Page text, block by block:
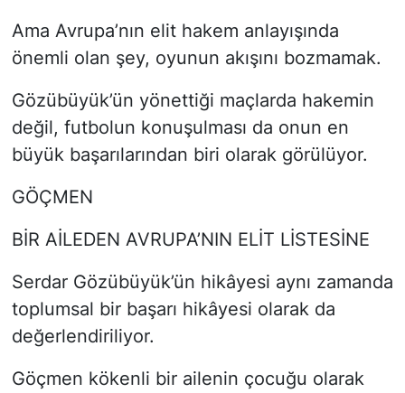
Ama Avrupa’nın elit hakem anlayışında
önemli olan şey, oyunun akışını bozmamak.
Gözübüyük’ün yönettiği maçlarda hakemin
değil, futbolun konuşulması da onun en
büyük başarılarından biri olarak görülüyor.
GÖÇMEN
BİR AİLEDEN AVRUPA’NIN ELİT LİSTESİNE
Serdar Gözübüyük’ün hikâyesi aynı zamanda
toplumsal bir başarı hikâyesi olarak da
değerlendiriliyor.
Göçmen kökenli bir ailenin çocuğu olarak